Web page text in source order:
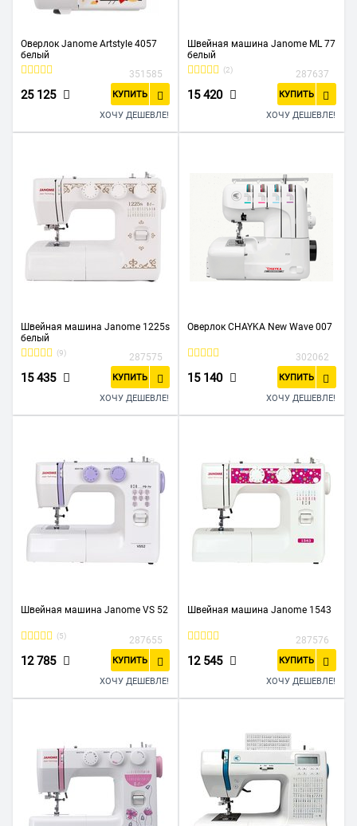
Оверлок Janome Artstyle 4057
белый
351585
25 125 КУПИТЬ
ХОЧУ ДЕШЕВЛЕ!
Швейная машина Janome ML 77
белый
(2) 287637
15 420 КУПИТЬ
ХОЧУ ДЕШЕВЛЕ!
Швейная машина Janome 1225s
белый
(9) 287575
15 435 КУПИТЬ
ХОЧУ ДЕШЕВЛЕ!
Оверлок CHAYKA New Wave 007
302062
15 140 КУПИТЬ
ХОЧУ ДЕШЕВЛЕ!
Швейная машина Janome VS 52
(5) 287655
12 785 КУПИТЬ
ХОЧУ ДЕШЕВЛЕ!
Швейная машина Janome 1543
287576
12 545 КУПИТЬ
ХОЧУ ДЕШЕВЛЕ!